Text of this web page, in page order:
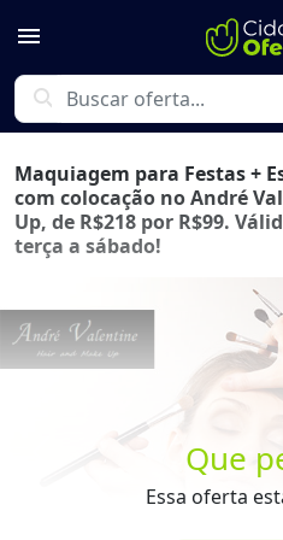
menu
search
Que
Essa oferta
Maquiagem para Festas +
com colocação no André
Up, de R$218 por R$99.
terça a sábado!